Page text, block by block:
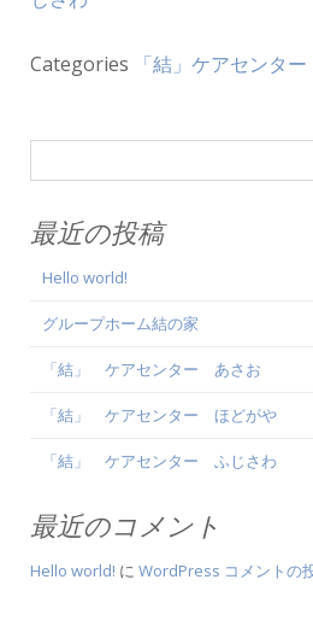
ナ
ビ
ー
シ
ョ
ン
Categories 「結」ケアセンター
for:
最近の投稿
Hello world!
グループホーム結の家
「結」 ケアセンター あさお
「結」 ケアセンター ほどがや
「結」 ケアセンター ふじさわ
最近のコメント
Hello world! に WordPress コメントの